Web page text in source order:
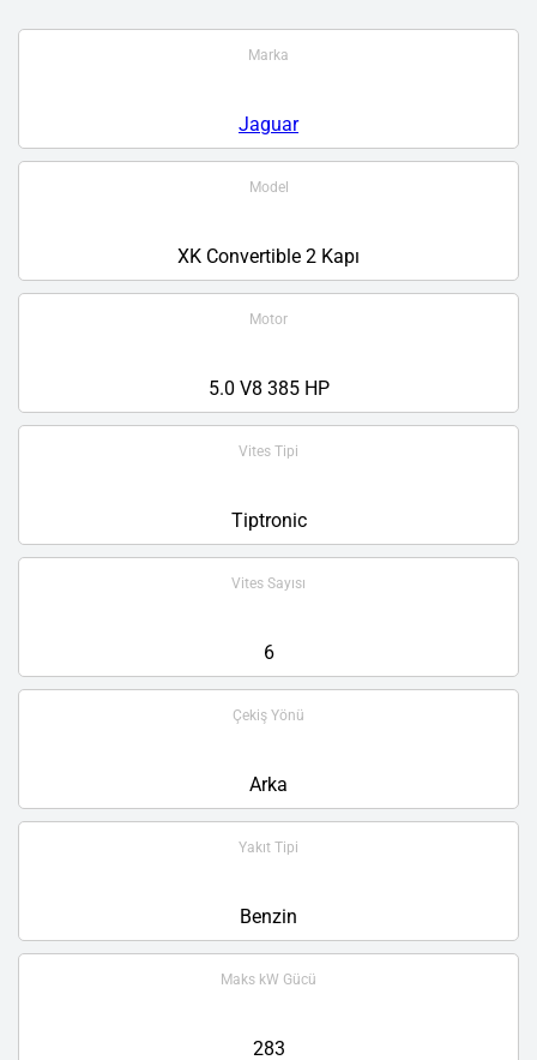
Marka
Jaguar
Model
XK Convertible 2 Kapı
Motor
5.0 V8 385 HP
Vites Tipi
Tiptronic
Vites Sayısı
6
Çekiş Yönü
Arka
Yakıt Tipi
Benzin
Maks kW Gücü
283